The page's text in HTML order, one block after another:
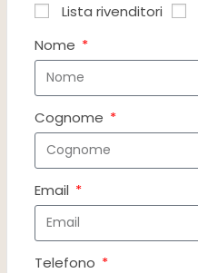
Lista rivenditori
Nome
Cognome
Email
Telefono